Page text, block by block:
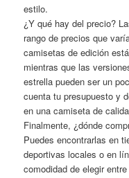
estilo.
¿Y qué hay del precio?
rango de precios que
camisetas de edición
mientras que las
estrella pueden ser un
cuenta tu presupuesto y
en una camiseta de
Finalmente, ¿dónde
Puedes encontrarlas en
deportivas locales o en
comodidad de elegir